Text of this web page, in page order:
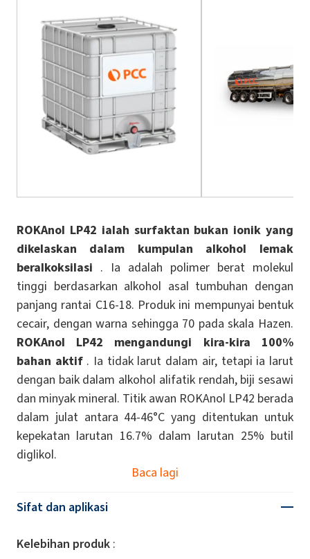
ROKAnol LP42 ialah surfaktan bukan ionik yang
dikelaskan dalam kumpulan alkohol lemak
beralkoksilasi . Ia adalah polimer berat molekul
tinggi berdasarkan alkohol asal tumbuhan dengan
panjang rantai C16-18. Produk ini mempunyai bentuk
cecair, dengan warna sehingga 70 pada skala Hazen.
ROKAnol LP42 mengandungi kira-kira 100%
bahan aktif. Ia tidak larut dalam air, tetapi ia larut
dengan baik dalam alkohol alifatik rendah, biji sesawi
dan minyak mineral. Titik awan ROKAnol LP42 berada
dalam julat antara 44-46°C yang ditentukan untuk
kepekatan larutan 16.7% dalam larutan 25% butil
diglikol.
Baca lagi
Sifat dan aplikasi
Kelebihan produk :